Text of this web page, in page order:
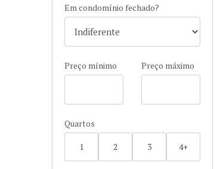
Em condomínio fechado?
Preço mínimo Preço máximo
Quartos
1 2 3 4+